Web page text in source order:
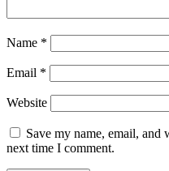
Name *
Email *
Website
Save my name, email, and
next time I comment.